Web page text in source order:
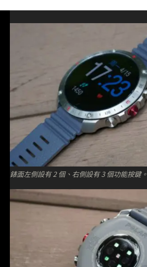
錶面左側設有 2 個、右側設有 3 個功能按鍵。